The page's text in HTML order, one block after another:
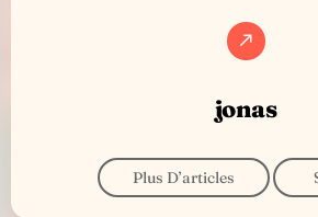
call_made
jonas
Plus D’articles